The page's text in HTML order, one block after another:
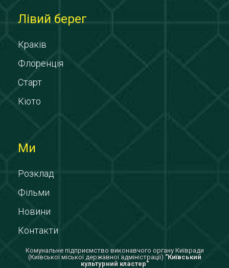
Лівий берег
Краків
Флоренція
Старт
Кіото
Ми
Розклад
Фільми
Новини
Контакти
Комунальне підприємство виконавчого органу Київради
(Київської міської державної адміністрації) "Київський
культурний кластер"